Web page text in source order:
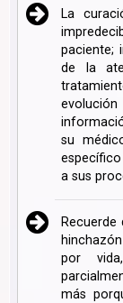
La
paciente;
de la
su
a sus
por
más